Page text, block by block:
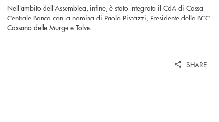
Nell’ambito dell’Assemblea, infine, è stato integrato il CdA di Cassa
Centrale Banca con la nomina di Paolo Piscazzi, Presidente della BCC
Cassano delle Murge e Tolve.
SHARE